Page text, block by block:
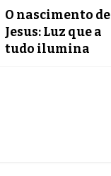
O nascimento de
Jesus: Luz que a
tudo ilumina